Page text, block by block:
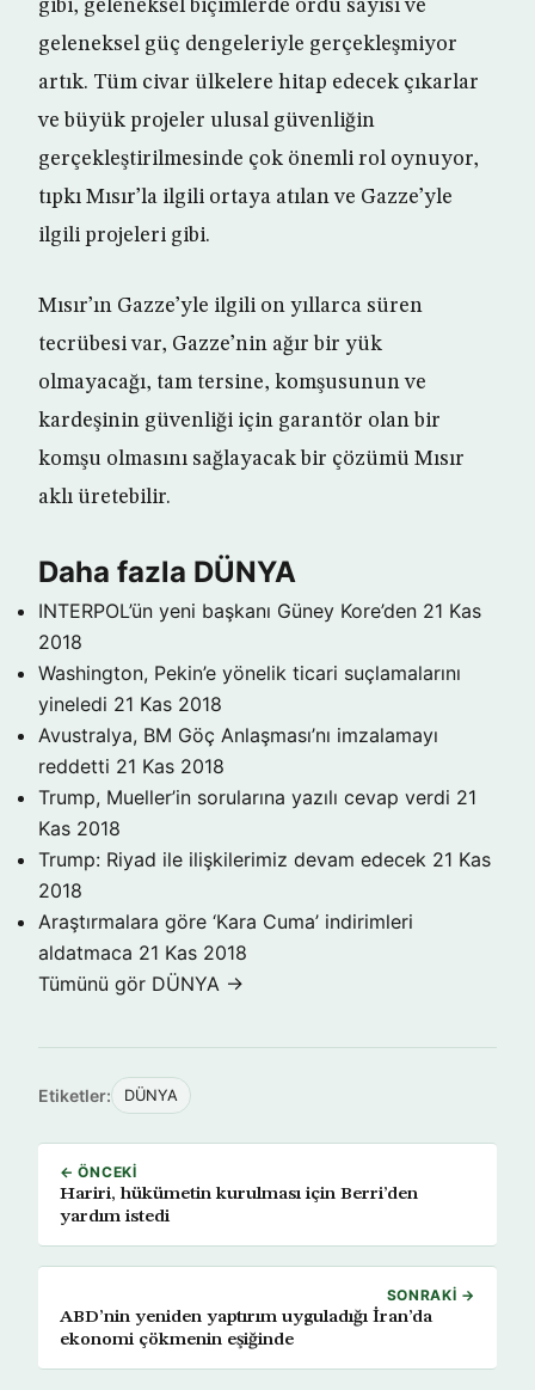
gibi, geleneksel biçimlerde ordu sayısı ve
geleneksel güç dengeleriyle gerçekleşmiyor
artık. Tüm civar ülkelere hitap edecek çıkarlar
ve büyük projeler ulusal güvenliğin
gerçekleştirilmesinde çok önemli rol oynuyor,
tıpkı Mısır’la ilgili ortaya atılan ve Gazze’yle
ilgili projeleri gibi.
Mısır’ın Gazze’yle ilgili on yıllarca süren
tecrübesi var, Gazze’nin ağır bir yük
olmayacağı, tam tersine, komşusunun ve
kardeşinin güvenliği için garantör olan bir
komşu olmasını sağlayacak bir çözümü Mısır
aklı üretebilir.
Daha fazla DÜNYA
INTERPOL’ün yeni başkanı Güney Kore’den 21 Kas
2018
Washington, Pekin’e yönelik ticari suçlamalarını
yineledi 21 Kas 2018
Avustralya, BM Göç Anlaşması’nı imzalamayı
reddetti 21 Kas 2018
Trump, Mueller’in sorularına yazılı cevap verdi 21
Kas 2018
Trump: Riyad ile ilişkilerimiz devam edecek 21 Kas
2018
Araştırmalara göre ‘Kara Cuma’ indirimleri
aldatmaca 21 Kas 2018
Tümünü gör DÜNYA →
Etiketler: DÜNYA
← ÖNCEKI
Hariri, hükümetin kurulması için Berri’den
yardım istedi
SONRAKI →
ABD’nin yeniden yaptırım uyguladığı İran’da
ekonomi çökmenin eşiğinde